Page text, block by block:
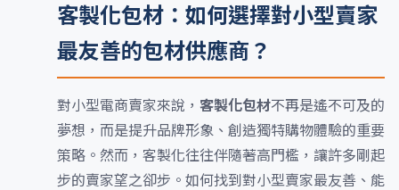
客製化包材：如何選擇對小型賣家
最友善的包材供應商？
對小型電商賣家來說， 客製化包材不再是遙不可及的
夢想，而是提升品牌形象、創造獨特購物體驗的重要
策略。然而，客製化往往伴隨著高門檻，讓許多剛起
步的賣家望之卻步。如何找到對小型賣家最友善、能